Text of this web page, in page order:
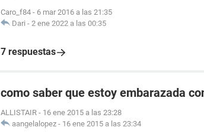
Caro_f84 - 6 mar 2016 a las 21:35
Dari - 2 ene 2022 a las 00:35
7 respuestas
como saber que estoy embarazada
ALLISTAIR - 16 ene 2015 a las 23:28
aangelalopez - 16 ene 2015 a las 23:34